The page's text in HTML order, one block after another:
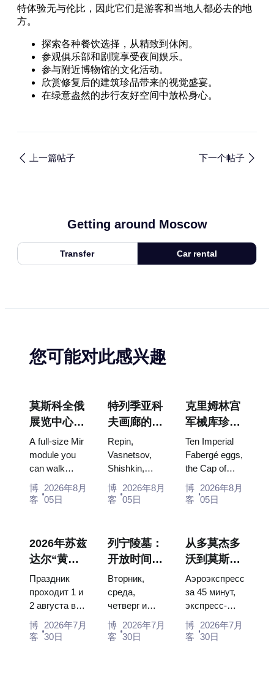
特体验无与伦比，因此它们是游客和当地人都必去的地
方。
探索各种餐饮选择，从精致到休闲。
参观俱乐部和剧院享受夜间娱乐。
参与附近博物馆的文化活动。
欣赏修复后的建筑珍品带来的视觉盛宴。
在绿意盎然的步行友好空间中放松身心。
上一篇帖子 下一个帖子
Getting around Moscow
Transfer Car rental
您可能对此感兴趣
莫斯科全俄
展览中心
“宇宙馆”：
俄罗斯最大
的太空展览
馆内景
A full-size Mir
module you
can walk
through, the
Energia–
descent
capsules and
120 pieces of
flight...
博
客
2026年8月
05日
特列季亚科
夫画廊的杰
作：值得为
此安排行程
的画作
Repin,
Vasnetsov,
Shishkin,
Vrubel, Serov
and Surikov
people, where
they hang,
and why
booking the...
博
客
2026年8月
05日
克里姆林宫
军械库珍
宝：法贝热
彩蛋、宝座
与加冕礼服
Ten Imperial
Fabergé eggs,
the Cap of
Monomakh,
the double
the coronation
dress of
Catherine...
博
客
2026年8月
05日
2026年苏兹
达尔“黄瓜
节”：门
票、日期及
从莫斯科如
何前往
Праздник
проходит 1 и
2 августа в
Музее
деревянного
博
客
2026年7月
30日
列宁陵墓：
开放时间、
入场和与克
里姆林宫的
主要混淆
Вторник,
среда,
четверг и
суббота с
10:00 до
博
客
2026年7月
30日
从多莫杰多
沃到莫斯科
市中心：乘
坐空铁、公
交车或电车
Аэроэкспресс
за 45 минут,
экспресс-
автобус за
450 рублей,
博
客
2026年7月
30日